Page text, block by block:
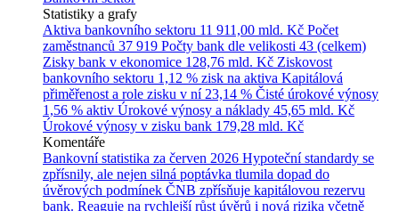
Statistiky a grafy
Aktiva bankovního sektoru 11 911,00 mld. Kč Počet
zaměstnanců 37 919 Počty bank dle velikosti 43 (celkem)
Zisky bank v ekonomice 128,76 mld. Kč Ziskovost
bankovního sektoru 1,12 % zisk na aktiva Kapitálová
přiměřenost a role zisku v ní 23,14 % Čisté úrokové výnosy
1,56 % aktiv Úrokové výnosy a náklady 45,65 mld. Kč
Úrokové výnosy v zisku bank 179,28 mld. Kč
Komentáře
Bankovní statistika za červen 2026 Hypoteční standardy se
zpřísnily, ale nejen silná poptávka tlumila dopad do
úvěrových podmínek ČNB zpřísňuje kapitálovou rezervu
bank. Reaguje na rychlejší růst úvěrů i nová rizika včetně